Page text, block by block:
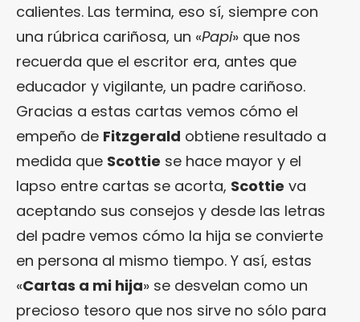
calientes. Las termina, eso sí, siempre con
una rúbrica cariñosa, un «Papi» que nos
recuerda que el escritor era, antes que
educador y vigilante, un padre cariñoso.
Gracias a estas cartas vemos cómo el
empeño de Fitzgerald obtiene resultado a
medida que Scottie se hace mayor y el
lapso entre cartas se acorta, Scottie va
aceptando sus consejos y desde las letras
del padre vemos cómo la hija se convierte
en persona al mismo tiempo. Y así, estas
«Cartas a mi hija» se desvelan como un
precioso tesoro que nos sirve no sólo para